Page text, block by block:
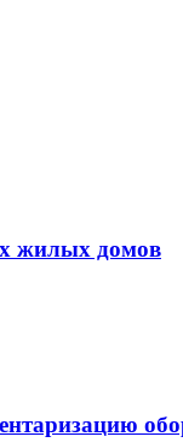
жилых домов